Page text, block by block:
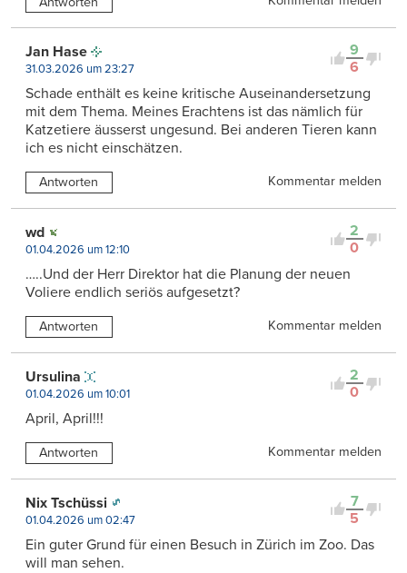
9
6
Jan Hase
31.03.2026 um 23:27
Schade enthält es keine kritische Auseinandersetzung
mit dem Thema. Meines Erachtens ist das nämlich für
Katzetiere äusserst ungesund. Bei anderen Tieren kann
ich es nicht einschätzen.
Antworten Kommentar melden
2
0
wd
01.04.2026 um 12:10
…..Und der Herr Direktor hat die Planung der neuen
Voliere endlich seriös aufgesetzt?
Antworten Kommentar melden
2
0
Ursulina
01.04.2026 um 10:01
April, April!!!
Antworten Kommentar melden
7
5
Nix Tschüssi
01.04.2026 um 02:47
Ein guter Grund für einen Besuch in Zürich im Zoo. Das
will man sehen.